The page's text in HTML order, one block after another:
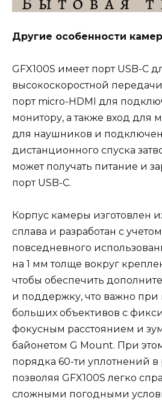
Другие особенности
GFX100S имеет порт USB-C
высокоскоростной
порт micro-HDMI для
монитору, а также вход для
для наушников и
дистанционного спуска
может получать питание и
порт USB-C.
Корпус камеры изготовлен
сплава и разработан с
повседневного
на 1 мм толще вокруг
чтобы обеспечить
и поддержку, что важно при
больших объективов с
фокусным расстоянием и
байонетом G Mount. При
порядка 60-ти уплотнений в
позволяя GFX100S легко
сложными погодными